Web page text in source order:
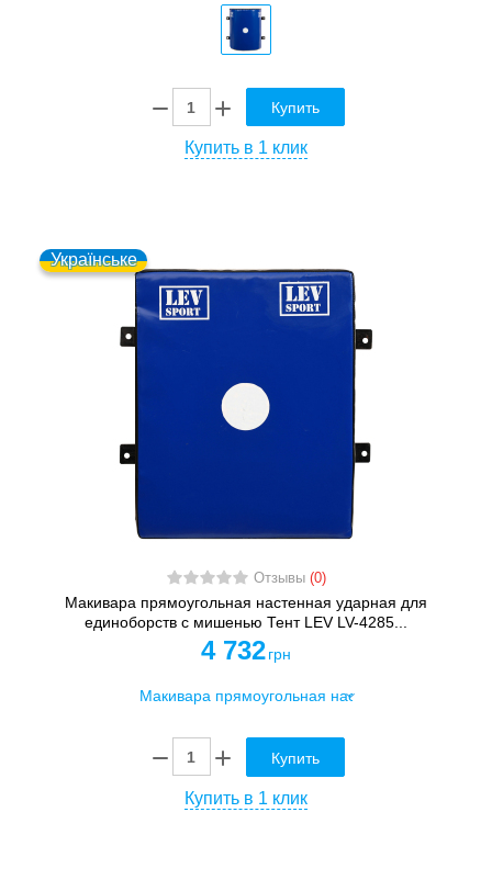
Купить
Купить в 1 клик
Українське
Отзывы (0)
Макивара прямоугольная настенная ударная для
единоборств с мишенью Тент LEV LV-4285...
4 732 грн
Купить
Купить в 1 клик